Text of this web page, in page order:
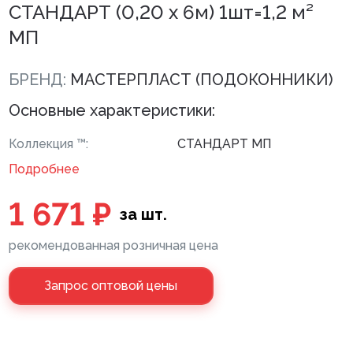
Керамическая плитка
СТАНДАРТ (0,20 х 6м) 1шт=1,2 м²
МП
БРЕНД: МАСТЕРПЛАСТ (ПОДОКОННИКИ)
Основные характеристики:
Коллекция ™:
СТАНДАРТ МП
Подробнее
1 671 ₽ за шт.
рекомендованная розничная цена
Запрос оптовой цены